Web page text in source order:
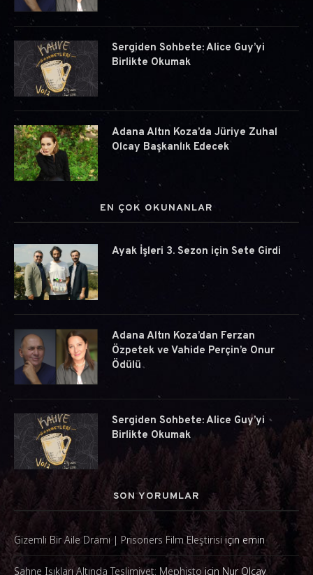
Sergiden Sohbete: Alice Guy’yi
Birlikte Okumak
Adana Altın Koza’da Jüriye Zuhal
Olcay Başkanlık Edecek
EN ÇOK OKUNANLAR
Ayak İşleri 3. Sezon için Sete Girdi
Adana Altın Koza’dan Ferzan
Özpetek ve Vahide Perçin’e Onur
Ödülü
Sergiden Sohbete: Alice Guy’yi
Birlikte Okumak
SON YORUMLAR
Gizemli Bir Aile Dramı | Prisoners Film Eleştirisi için emin
Sahne Işıkları Altında Teslimiyet: Mephisto için Nur Olcay